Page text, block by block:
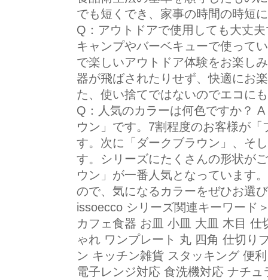
でも短くでき、家事の時間の時短
Q：アウトドアで使用しても大丈
キャンプやバーベキューで使って
で楽しいアウトドア体験をお楽し
器が飛ばされたりせず、快適にお
た、使い捨てではないのでエコに
Q：人気のカラーは何色ですか？
ウン」です。7割程度のお客様が
す。次に「ダークブラウン」、そ
す。シリーズにたくさんの形状が
ウン」が一番人気となっています
ので、気になるカラーをぜひお選
issoecco シリーズ関連キーワード
カフェ食器 お皿 小皿 大皿 木目
ゃれ ワンプレート 丸 四角 仕切り
ン キッチン雑貨 スタッキング 便
電子レンジ対応 食洗機対応 ナチ